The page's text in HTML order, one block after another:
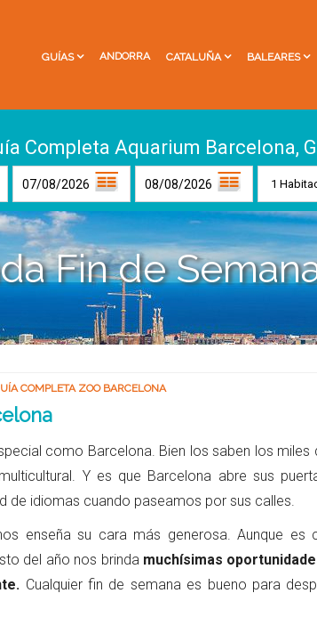
GUÍAS ANDORRA CATALUÑA BALEARES
Completa Aquarium Barcelona,
Fin de
COMPLETA ZOO BARCELONA
como Barcelona. Bien los saben los miles
Y es que Barcelona abre sus
de idiomas cuando paseamos por sus calles.
enseña su cara más generosa. Aunque es
del año nos brinda muchísimas
Cualquier fin de semana es bueno para